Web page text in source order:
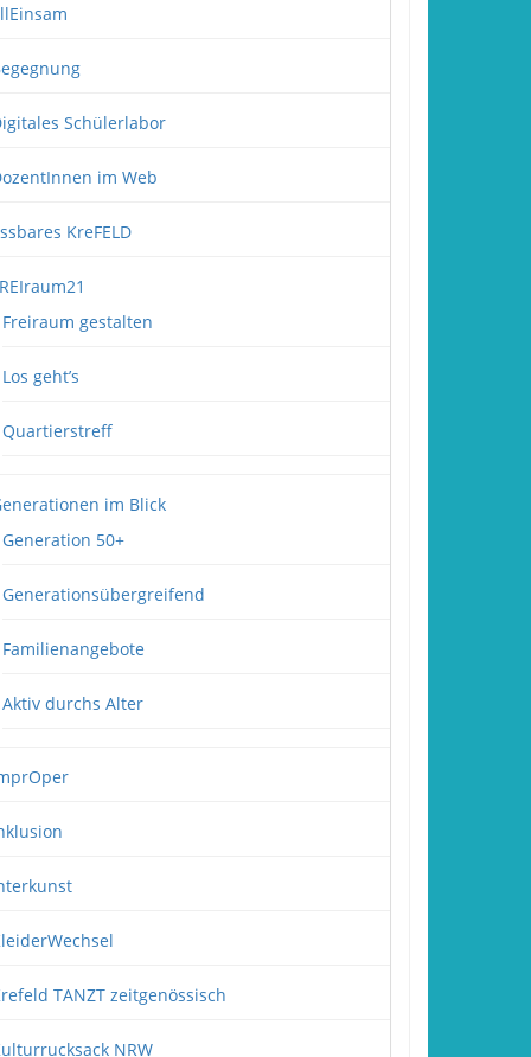
Schülerlabor
im Web
KreFELD
Freiraum gestalten
Los geht’s
Quartierstreff
im Blick
Generation 50+
Generationsübergreifend
Familienangebote
Aktiv durchs Alter
TANZT zeitgenössisch
NRW